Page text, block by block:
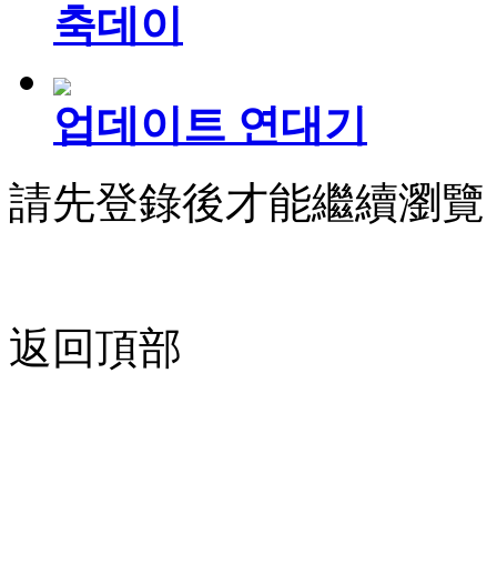
축데이
업데이트 연대기
請先登錄後才能繼續瀏覽
返回頂部